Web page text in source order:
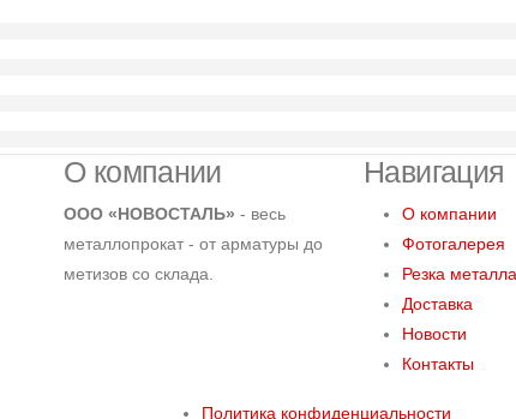
О компании
ООО «НОВОСТАЛЬ» - весь
металлопрокат - от арматуры до
метизов со склада.
Навигация
О компании
Фотогалерея
Резка металла
Доставка
Новости
Контакты
Политика конфиденциальности